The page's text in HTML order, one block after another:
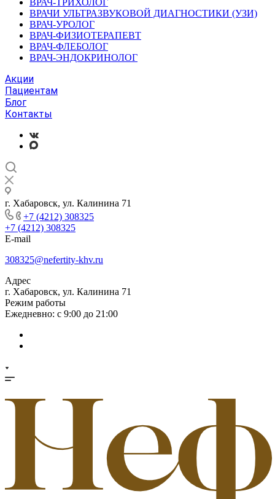
ВРАЧ-ТРИХОЛОГ
ВРАЧИ УЛЬТРАЗВУКОВОЙ ДИАГНОСТИКИ (УЗИ)
ВРАЧ-УРОЛОГ
ВРАЧ-ФИЗИОТЕРАПЕВТ
ВРАЧ-ФЛЕБОЛОГ
ВРАЧ-ЭНДОКРИНОЛОГ
Акции
Пациентам
Блог
Контакты
г. Хабаровск, ул. Калинина 71
+7 (4212) 308325
+7 (4212) 308325
E-mail
308325@nefertity-khv.ru
Адрес
г. Хабаровск, ул. Калинина 71
Режим работы
Ежедневно: с 9:00 до 21:00